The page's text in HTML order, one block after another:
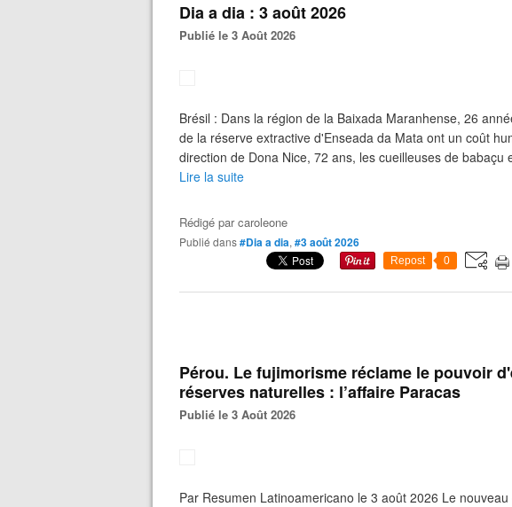
Dia a dia : 3 août 2026
Publié le 3 Août 2026
Brésil : Dans la région de la Baixada Maranhense, 26
de la réserve extractive d'Enseada da Mata ont un coût
direction de Dona Nice, 72 ans, les cueilleuses de babaçu
Lire la suite
Rédigé parcaroleone
Publié dans#Dia a dia, #3 août 2026
Repost 0
Pérou. Le fujimorisme réclame le pouvoir
réserves naturelles : l’affaire Paracas
Publié le 3 Août 2026
Par Resumen Latinoamericano le 3 août 2026 Le